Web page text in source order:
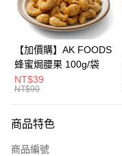
上海商業儲蓄銀行
國泰世華商業銀行
臺灣中小企業銀行
匯豐（台灣）商業銀行
聯邦商業銀行
元大商業銀行
台灣樂天信用卡公司
LINE Pay
Apple Pay
街口支付
悠遊付
AFTEE先享後付
【關於「AFTEE先享後付」】
【加價購】AK FOODS
蜂蜜焗腰果 100g/袋
NT$39
NT$90
商品特色
商品編號